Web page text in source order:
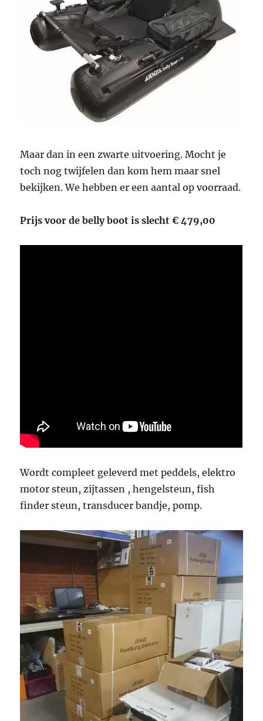
Maar dan in een zwarte uitvoering. Mocht je
toch nog twijfelen dan kom hem maar snel
bekijken. We hebben er een aantal op voorraad.
Prijs voor de belly boot is slecht € 479,00
Wordt compleet geleverd met peddels, elektro
motor steun, zijtassen , hengelsteun, fish
finder steun, transducer bandje, pomp.